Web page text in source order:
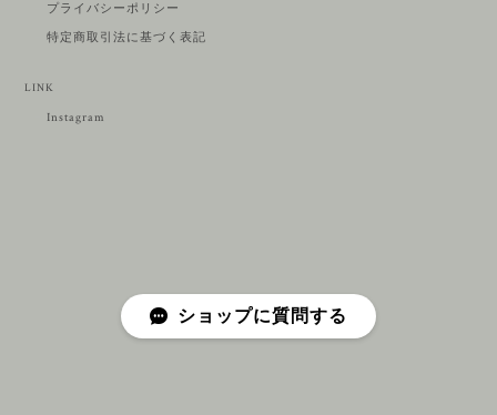
プライバシーポリシー
特定商取引法に基づく表記
LINK
Instagram
ショップに質問する